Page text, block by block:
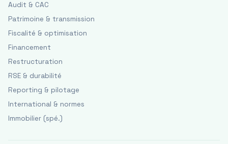
Audit & CAC
Patrimoine & transmission
Fiscalité & optimisation
Financement
Restructuration
RSE & durabilité
Reporting & pilotage
International & normes
Immobilier (spé.)